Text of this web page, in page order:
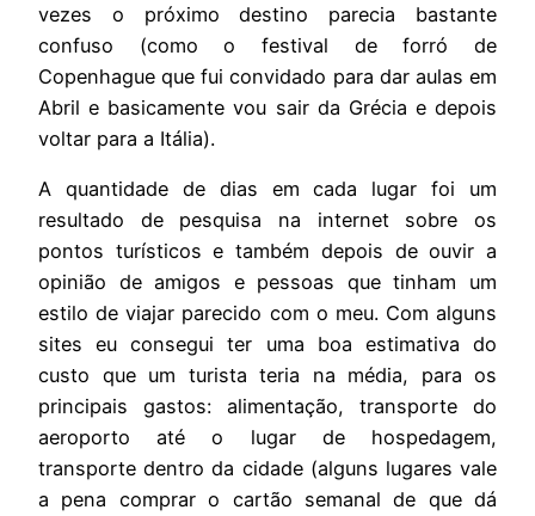
vezes o próximo destino parecia bastante
confuso (como o festival de forró de
Copenhague que fui convidado para dar aulas em
Abril e basicamente vou sair da Grécia e depois
voltar para a Itália).
A quantidade de dias em cada lugar foi um
resultado de pesquisa na internet sobre os
pontos turísticos e também depois de ouvir a
opinião de amigos e pessoas que tinham um
estilo de viajar parecido com o meu. Com alguns
sites eu consegui ter uma boa estimativa do
custo que um turista teria na média, para os
principais gastos: alimentação, transporte do
aeroporto até o lugar de hospedagem,
transporte dentro da cidade (alguns lugares vale
a pena comprar o cartão semanal de que dá